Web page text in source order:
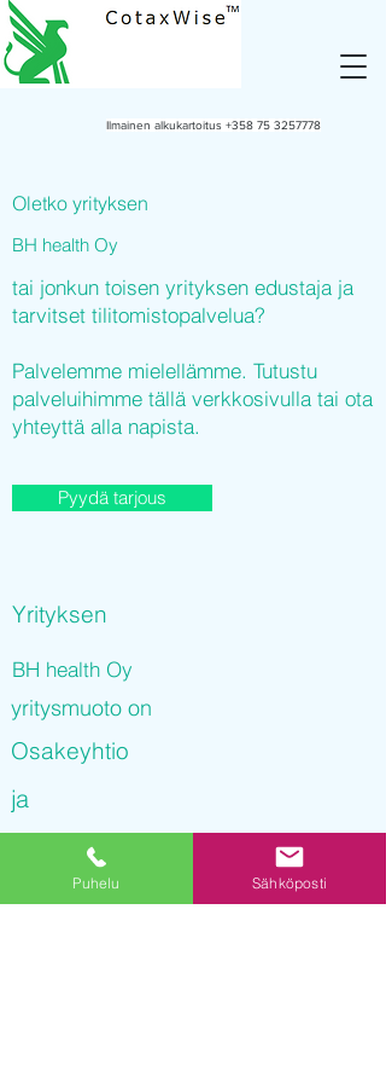
Ilmainen alkukartoitus +358 75 3257778
Oletko yrityksen
BH health Oy
tai jonkun toisen yrityksen edustaja ja
tarvitset tilitomistopalvelua?
Palvelemme mielellämme. Tutustu
palveluihimme tällä verkkosivulla tai ota
yhteyttä alla napista.
Pyydä tarjous
Yrityksen
BH health Oy
yritysmuoto on
Osakeyhtio
ja
BH health Oy
on rekisteröity kaupparekisteriin
Puhelu Sähköposti